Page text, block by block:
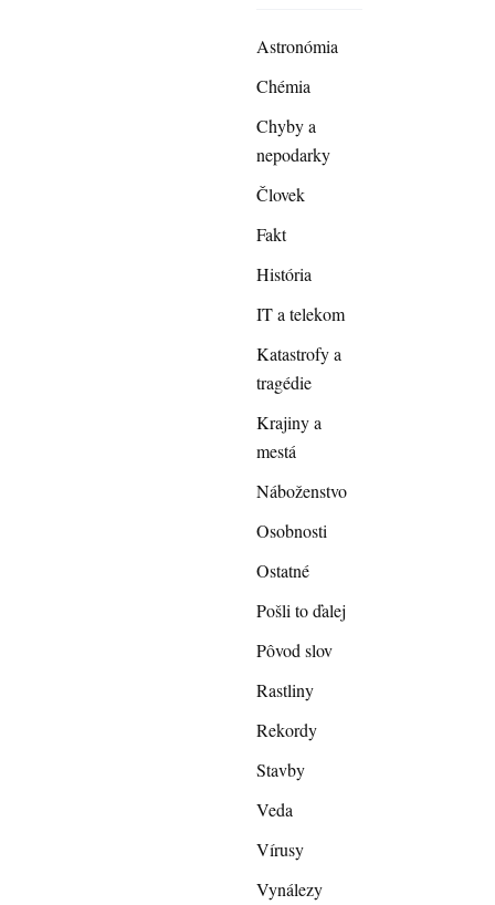
Astronómia
Chémia
Chyby a
nepodarky
Človek
Fakt
História
IT a telekom
Katastrofy a
tragédie
Krajiny a
mestá
Náboženstvo
Osobnosti
Ostatné
Pošli to ďalej
Pôvod slov
Rastliny
Rekordy
Stavby
Veda
Vírusy
Vynálezy